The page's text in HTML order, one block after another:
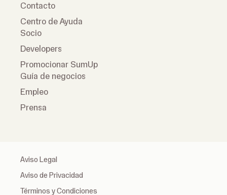
Contacto
Centro de Ayuda
Socio
Developers
Promocionar SumUp
Guía de negocios
Empleo
Prensa
Aviso Legal
Aviso de Privacidad
Términos y Condiciones